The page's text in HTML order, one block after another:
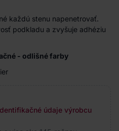
každú stenu napenetrovať.
podkladu a zvyšuje adhéziu
- odlišné farby
údaje výrobcu